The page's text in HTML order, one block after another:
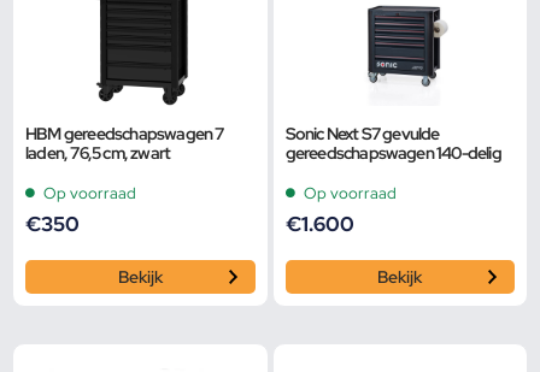
HBM gereedschapswagen 7
laden, 76,5 cm, zwart
Op voorraad
€350
Bekijk
Sonic Next S7 gevulde
gereedschapswagen 140-delig
Op voorraad
€1.600
Bekijk